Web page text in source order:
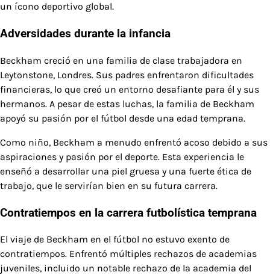
un ícono deportivo global.
Adversidades durante la infancia
Beckham creció en una familia de clase trabajadora en
Leytonstone, Londres. Sus padres enfrentaron dificultades
financieras, lo que creó un entorno desafiante para él y sus
hermanos. A pesar de estas luchas, la familia de Beckham
apoyó su pasión por el fútbol desde una edad temprana.
Como niño, Beckham a menudo enfrentó acoso debido a sus
aspiraciones y pasión por el deporte. Esta experiencia le
enseñó a desarrollar una piel gruesa y una fuerte ética de
trabajo, que le servirían bien en su futura carrera.
Contratiempos en la carrera futbolística temprana
El viaje de Beckham en el fútbol no estuvo exento de
contratiempos. Enfrentó múltiples rechazos de academias
juveniles, incluido un notable rechazo de la academia del